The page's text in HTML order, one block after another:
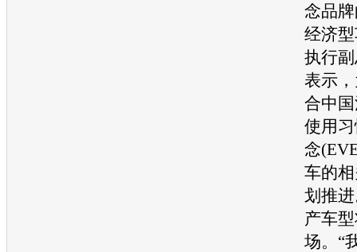
念品
经济
执行
表示
合中
使用
念
车的
划推
产车
场。“